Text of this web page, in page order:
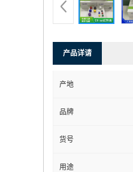
产品详请
产地
品牌
货号
用途